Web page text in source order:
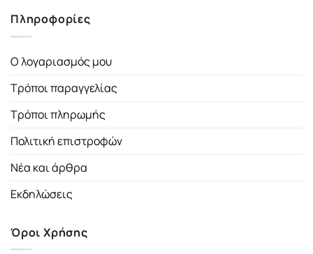
Πληροφορίες
Ο λογαριασμός μου
Τρόποι παραγγελίας
Τρόποι πληρωμής
Πολιτική επιστροφών
Νέα και άρθρα
Εκδηλώσεις
Όροι Χρήσης